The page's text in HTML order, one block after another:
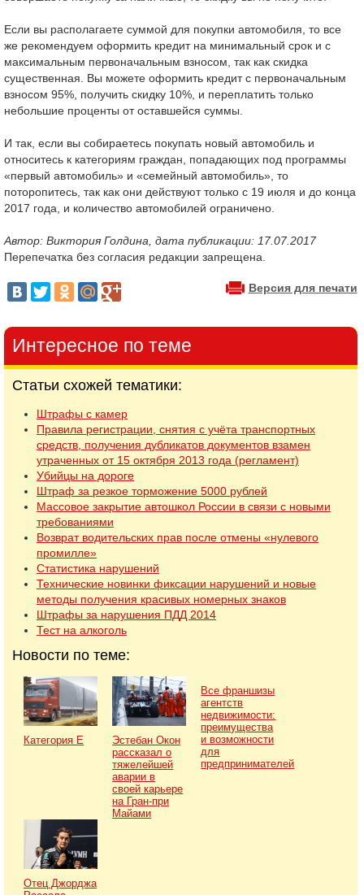
Если вы располагаете суммой для покупки автомобиля, то все
же рекомендуем оформить кредит на минимальный срок и с
максимальным первоначальным взносом, так как скидка
существенная. Вы можете оформить кредит с первоначальным
взносом 95%, получить скидку 10%, и переплатить только
небольшие проценты от оставшейся суммы.
И так, если вы собираетесь покупать новый автомобиль и
относитесь к категориям граждан, попадающих под программы
«первый автомобиль» и «семейный автомобиль», то
поторопитесь, так как они действуют только с 19 июля и до конца
2017 года, и количество автомобилей ограничено.
Автор: Виктория Голдина, дата публикации: 17.07.2017
Перепечатка без согласия редакции запрещена.
Версия для печати
Интересное по теме
Статьи схожей тематики:
Штрафы с камер
Правила регистрации, снятия с учёта транспортных
средств, получения дубликатов документов взамен
утраченных от 15 октября 2013 года (регламент)
Убийцы на дороге
Штраф за резкое торможение 5000 рублей
Массовое закрытие автошкол России в связи с новыми
требованиями
Возврат водительских прав после отмены «нулевого
промилле»
Статистика нарушений
Технические новинки фиксации нарушений и новые
методы получения красивых номерных знаков
Штрафы за нарушения ПДД 2014
Тест на алкоголь
Новости по теме:
Категория Е
Эстебан Окон
рассказал о
тяжелейшей
аварии в
своей карьере
на Гран-при
Майами
Все франшизы
агентств
недвижимости:
преимущества
и возможности
для
предпринимателей
Отец Джорджа